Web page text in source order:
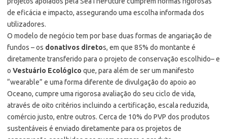
de eficácia e impacto, assegurando uma escolha informada dos
utilizadores.
O modelo de negócio tem por base duas formas de angariação de
fundos – os donativos diretos, em que 85% do montante é
diretamente transferido para o projeto de conservação escolhido– e
o Vestuário Ecológico que, para além de ser um manifesto
“wearable” e uma forma diferente de divulgação do apoio ao
Oceano, cumpre uma rigorosa avaliação do seu ciclo de vida,
através de oito critérios incluindo a certificação, escala reduzida,
comércio justo, entre outros. Cerca de 10% do PVP dos produtos
sustentáveis é enviado diretamente para os projetos de